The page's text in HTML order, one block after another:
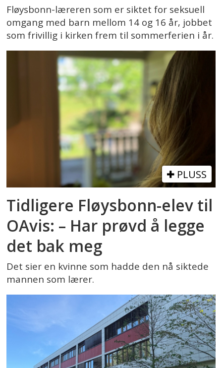
Fløysbonn-læreren som er siktet for seksuell
omgang med barn mellom 14 og 16 år, jobbet
som frivillig i kirken frem til sommerferien i år.
PLUSS
Tidligere Fløysbonn-elev til
OAvis: – Har prøvd å legge
det bak meg
Det sier en kvinne som hadde den nå siktede
mannen som lærer.